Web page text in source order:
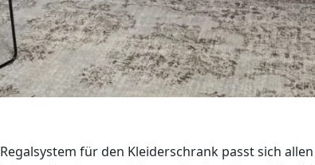
für den Kleiderschrank passt sich